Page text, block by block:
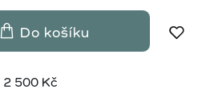
Do košíku
2 500 Kč